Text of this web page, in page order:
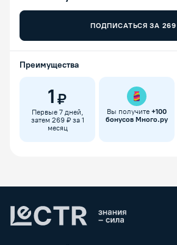
ПОДПИСАТЬСЯ ЗА 269
Преимущества
1 ₽
Первые 7 дней,
затем 269 ₽ за 1
месяц
Вы получите +100
бонусов Много.ру